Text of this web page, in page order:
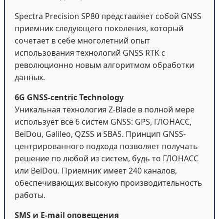
Spectra Precision SP80 представляет собой GNSS
приемник следующего поколения, который
сочетает в себе многолетний опыт
использования технологий GNSS RTK с
революционно новым алгоритмом обработки
данных.
6G GNSS-centric Technology
Уникальная технология Z-Blade в полной мере
использует все 6 систем GNSS: GPS, ГЛОНАСС,
BeiDou, Galileo, QZSS и SBAS. Принцип GNSS-
центрированного подхода позволяет получать
решение по любой из систем, будь то ГЛОНАСС
или BeiDou. Приемник имеет 240 каналов,
обеспечивающих высокую производительность
работы.
SMS и E-mail оповещения